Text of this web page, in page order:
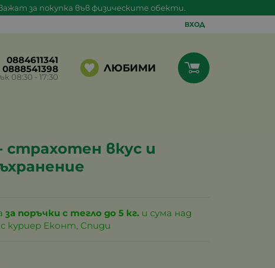
за покупка във физическите обекти.
ВХОД
0884611341
0888541398
08:30 - 17:30
ЛЮБИМИ
страхотен вкус и
за поръчки с тегло до 5 кг. и сума над
с куриер Еконт, Спиди